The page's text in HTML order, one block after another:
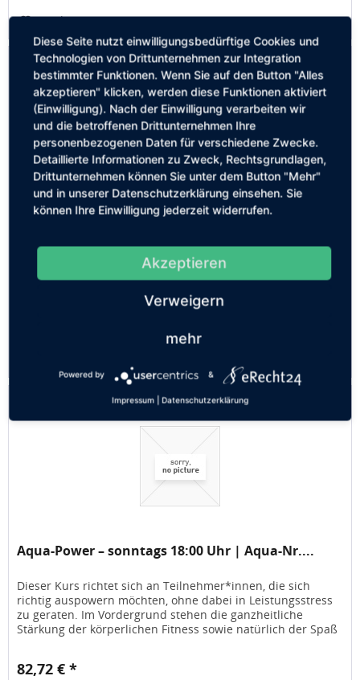
Merken
Schwimmkurs für Erwachsene – samstags 12:00
Sie wollten schon immer schwimmen lernen, haben sich
aber bisher nicht getraut? Dann sind Sie hier genau richtig.
In entspannter Atmosphäre helfen wir Ihnen, Vertrauen
Aqua-Power – sonntags 18:00 Uhr | Aqua-Nr....
Dieser Kurs richtet sich an Teilnehmer*innen, die sich
richtig auspowern möchten, ohne dabei in Leistungsstress
zu geraten. Im Vordergrund stehen die ganzheitliche
Stärkung der körperlichen Fitness sowie natürlich der Spaß
82,72 € *
Diese Seite nutzt einwilligungsbedürftige Cookies und
Technologien von Drittunternehmen zur Integration
bestimmter Funktionen. Wenn Sie auf den Button "Alles
akzeptieren" klicken, werden diese Funktionen aktiviert
(Einwilligung). Nach der Einwilligung verarbeiten wir
und die betroffenen Drittunternehmen Ihre
personenbezogenen Daten für verschiedene Zwecke.
Detaillierte Informationen zu Zweck, Rechtsgrundlagen,
Drittunternehmen können Sie unter dem Button "Mehr"
und in unserer Datenschutzerklärung einsehen. Sie
können Ihre Einwilligung jederzeit widerrufen.
Akzeptieren
Verweigern
mehr
Powered by &
Impressum | Datenschutzerklärung